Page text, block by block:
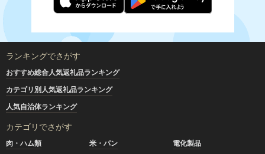
ランキングでさがす
おすすめ総合人気返礼品ランキング
カテゴリ別人気返礼品ランキング
人気自治体ランキング
カテゴリでさがす
肉・ハム類 米・パン
電化製品